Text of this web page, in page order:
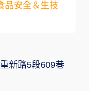
品安全＆生技
新路5段609巷